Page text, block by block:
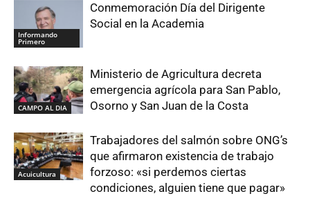
Informando
Primero
Conmemoración Día del Dirigente
Social en la Academia
CAMPO AL DIA
Ministerio de Agricultura decreta
emergencia agrícola para San Pablo,
Osorno y San Juan de la Costa
Acuicultura
Trabajadores del salmón sobre ONG’s
que afirmaron existencia de trabajo
forzoso: «si perdemos ciertas
condiciones, alguien tiene que pagar»